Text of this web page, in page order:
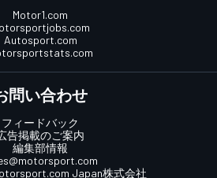
Motor1.com
Autosport.com
問い合わせ
フィードバック
告掲載のご案内
編集部情報
Japan株式会社